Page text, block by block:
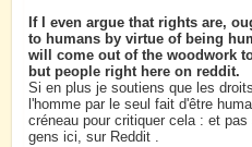
If I even argue that rights are,
to humans by virtue of being
will come out of the woodwork
but people right here on reddit.
Si en plus je soutiens que les
l'homme par le seul fait d'être
créneau pour critiquer cela : et
gens ici, sur Reddit .